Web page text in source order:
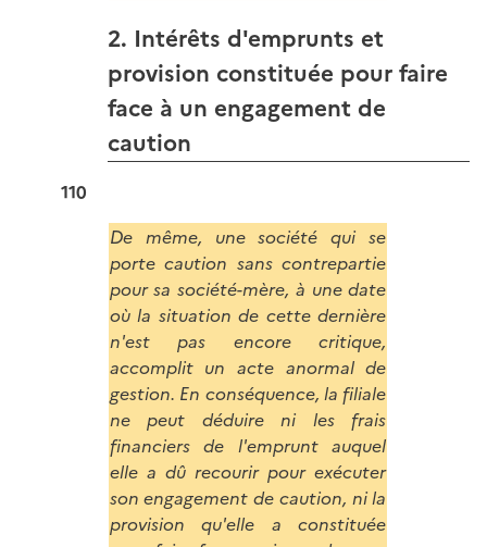
2. Intérêts d'emprunts et
provision constituée pour faire
face à un engagement de
caution
110
De même, une société qui se
porte caution sans contrepartie
pour sa société-mère, à une date
où la situation de cette dernière
n'est pas encore critique,
accomplit un acte anormal de
gestion. En conséquence, la filiale
ne peut déduire ni les frais
financiers de l'emprunt auquel
elle a dû recourir pour exécuter
son engagement de caution, ni la
provision qu'elle a constituée